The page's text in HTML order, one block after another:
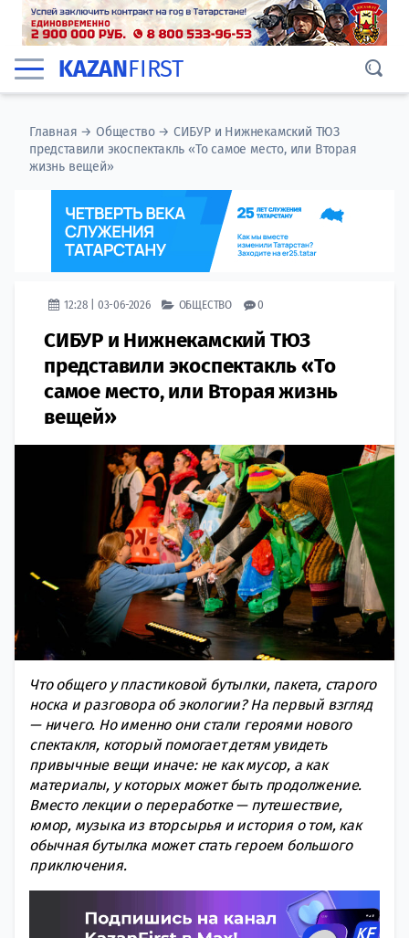
KAZANFIRST
Главная →Общество→ СИБУР и Нижнекамский ТЮЗ
представили экоспектакль «То самое место, или Вторая
жизнь вещей»
12:28 | 03-06-2026 ОБЩЕСТВО 0
СИБУР и Нижнекамский ТЮЗ
представили экоспектакль «То
самое место, или Вторая жизнь
вещей»
Что общего у пластиковой бутылки, пакета, старого
носка и разговора об экологии? На первый взгляд
— ничего. Но именно они стали героями нового
спектакля, который помогает детям увидеть
привычные вещи иначе: не как мусор, а как
материалы, у которых может быть продолжение.
Вместо лекции о переработке — путешествие,
юмор, музыка из вторсырья и история о том, как
обычная бутылка может стать героем большого
приключения.